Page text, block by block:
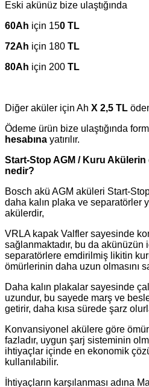
Eski akünüz bize ulaştığında
60Ah için 150 TL
72Ah için 180 TL
80Ah için 200 TL
Diğer aküler için Ah X 2,5 TL
Ödeme ürün bize ulaştığında
hesabına yatırılır.
Start-Stop AGM / Kuru Akülerin
nedir?
Bosch akü AGM aküleri Start-
daha kalın plaka ve separatörler
akülerdir,
VRLA kapak Valfler sayesinde
sağlanmaktadır, bu da akünüzün
separatörlere emdirilmiş likitin
ömürlerinin daha uzun olmasını
Daha kalın plakalar sayesinde
uzundur, bu sayede marş ve
getirir, daha kısa sürede şarz
Konvansiyonel akülere göre
fazladır, uygun şarj sisteminin
ihtiyaçlar içinde en ekonomik
kullanılabilir.
İhtiyaçların karşılanması adına